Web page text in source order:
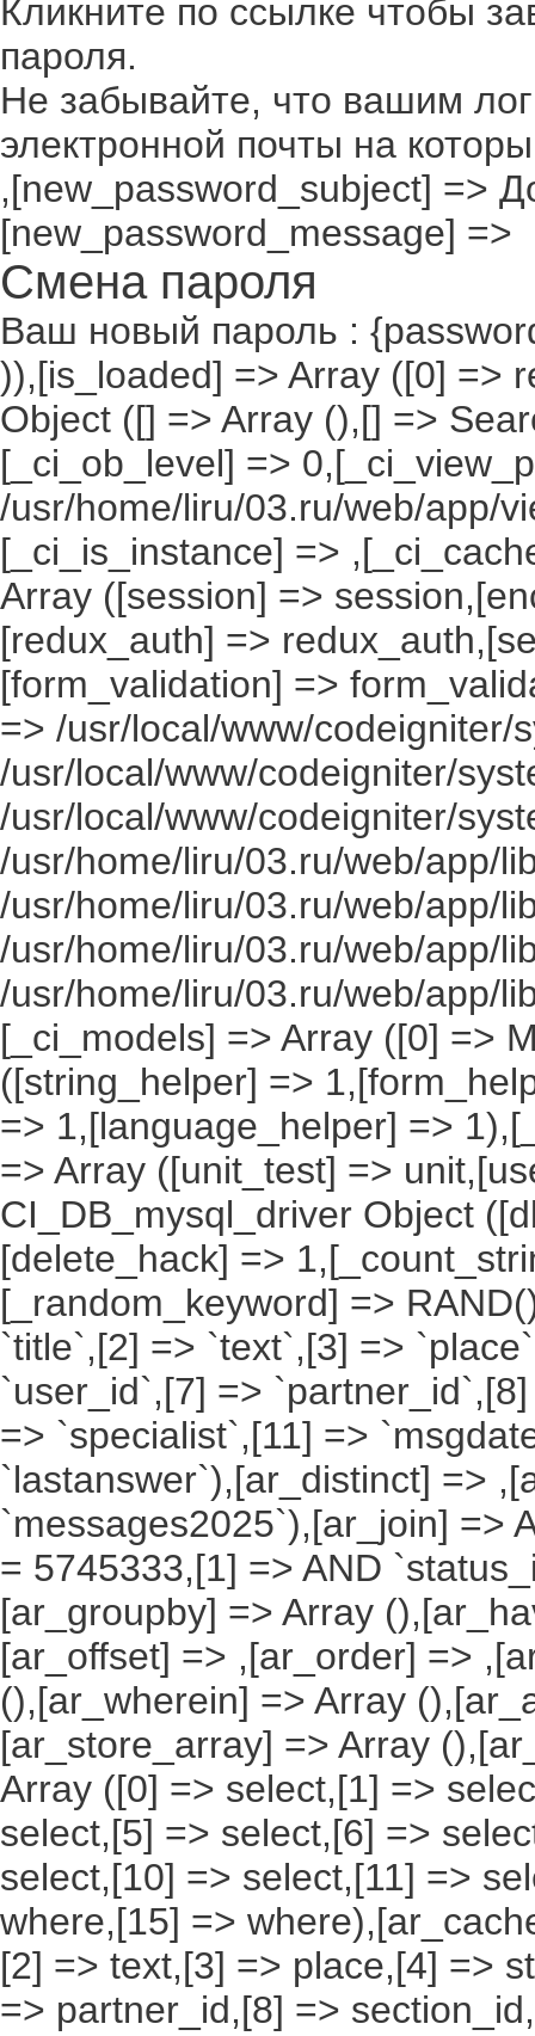
Кликните по ссылке чтобы
пароля.
Не забывайте, что вашим
электронной почты на
,[new_password_subject] =>
[new_password_message] =>
Смена пароля
Ваш новый пароль :
)),[is_loaded] => Array ([0] =>
Object ([] => Array (),[] =>
[_ci_ob_level] =>
/usr/home/liru/03.ru/web/app/
[_ci_is_instance] =>
Array ([session] =>
[redux_auth] =>
[form_validation] =>
=> /usr/local/www/codeigniter/
/usr/local/www/codeigniter/
/usr/local/www/codeigniter/
/usr/home/liru/03.ru/web/app/
/usr/home/liru/03.ru/web/app/
/usr/home/liru/03.ru/web/app/
/usr/home/liru/03.ru/web/app/
[_ci_models] => Array ([0] =>
([string_helper] =>
=> 1,[language_helper] =>
=> Array ([unit_test] =>
CI_DB_mysql_driver Object
[delete_hack] =>
[_random_keyword] =>
`title`,[2] => `text`,[3] =>
`user_id`,[7] =>
=> `specialist`,[11] =>
`lastanswer`),[ar_distinct] =>
`messages2025`),[ar_join] =>
= 5745333,[1] => AND
[ar_groupby] => Array
[ar_offset] => ,[ar_order] =>
(),[ar_wherein] => Array
[ar_store_array] => Array
Array ([0] => select,[1] =>
select,[5] => select,[6] =>
select,[10] => select,[11] =>
where,[15] =>
[2] => text,[3] => place,[4] =>
=> partner_id,[8] =>